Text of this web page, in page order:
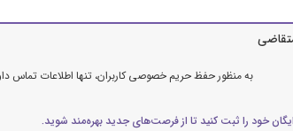
به منظور حفظ حریم خصوصی کاربران، تنها اطلاعات تماس
خود را ثبت کنید تا از فرصت‌های جدید بهره‌مند شوید.